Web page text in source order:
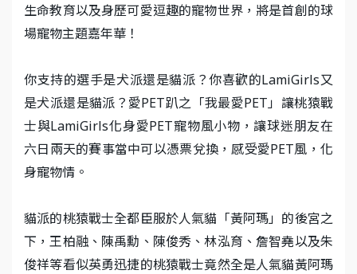
生命教育以及身歷可愛逗趣的寵物世界，將是首創的球
場寵物主題嘉年華！
你支持的選手是犬派還是貓派？你喜歡的LamiGirls又
是犬派還是貓派？愛PET趴之「我最愛PET」讓桃猿戰
士與LamiGirls化身愛PET寵物風小物，讓球迷朋友在
六日兩天的賽事當中可以憑票兌換，感受愛PET風，化
身寵物情。
貓派的桃猿戰士全都臣服於人氣貓「黃阿瑪」的後宮之
下，王柏融、陳禹勳、陳俊秀、林泓育、詹智堯以及朱
俊祥等看似英勇迅捷的桃猿戰士竟然全是人氣貓黃阿瑪